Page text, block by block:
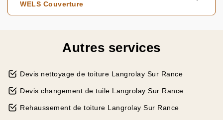
WELS Couverture
Autres services
Devis nettoyage de toiture Langrolay Sur Rance
Devis changement de tuile Langrolay Sur Rance
Rehaussement de toiture Langrolay Sur Rance